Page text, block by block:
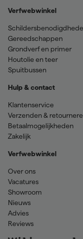
Verfwebwinkel
Gereedschappen
Grondverf en primer
Houtolie en teer
Spuitbussen
Hulp & contact
Klantenservice
Verzenden &
Betaalmogelijkheden
Zakelijk
Verfwebwinkel
Over ons
Vacatures
Showroom
Nieuws
Advies
Reviews